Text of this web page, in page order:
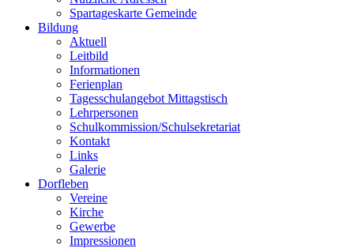
Spartageskarte Gemeinde
Bildung
Aktuell
Leitbild
Informationen
Ferienplan
Tagesschulangebot Mittagstisch
Lehrpersonen
Schulkommission/Schulsekretariat
Kontakt
Links
Galerie
Dorfleben
Vereine
Kirche
Gewerbe
Impressionen